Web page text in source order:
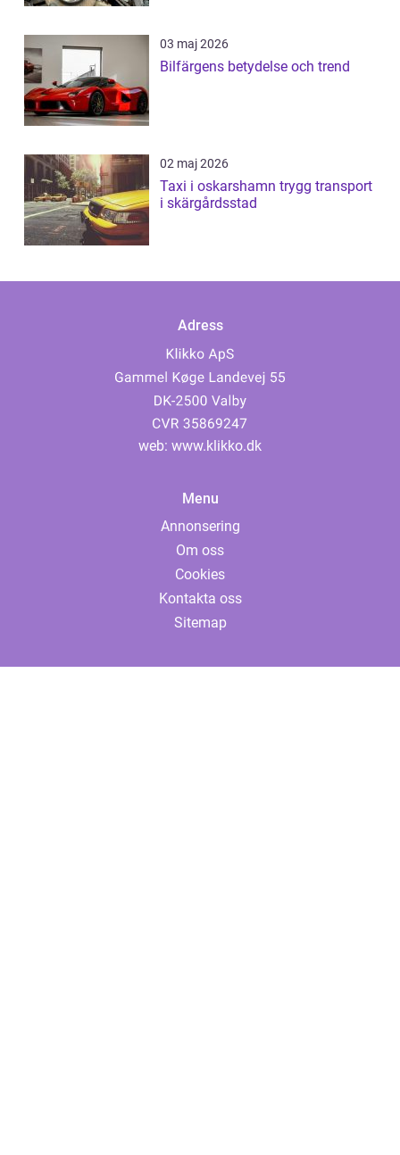
03 maj 2026
Bilfärgens betydelse och trend
02 maj 2026
Taxi i oskarshamn trygg transport
i skärgårdsstad
Adress
web: www.klikko.dk
Menu
Annonsering
Om oss
Cookies
Kontakta oss
Sitemap